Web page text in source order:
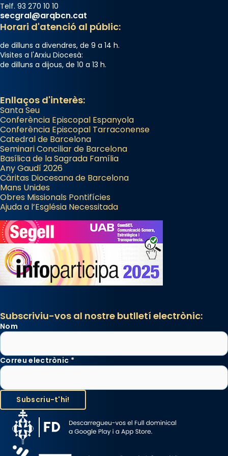
Telf. 93 270 10 10
secgral@arqbcn.cat
Horari d'atenció al públic:
de dilluns a divendres, de 9 a 14 h.
Visites a l'Arxiu Diocesà:
de dilluns a dijous, de 10 a 13 h.
Enllaços d'interès:
Santa Seu
Conferència Episcopal Espanyola
Conferència Episcopal Tarraconense
Catedral de Barcelona
Seminari Conciliar de Barcelona
Basílica de la Sagrada Família
Any Gaudí 2026
Càritas Diocesana de Barcelona
Mans Unides
Obres Missionals Pontifícies
Ajuda a l’Església Necessitada
Subscriviu-vos al nostre butlletí electrònic:
Nom
Correu electrònic *